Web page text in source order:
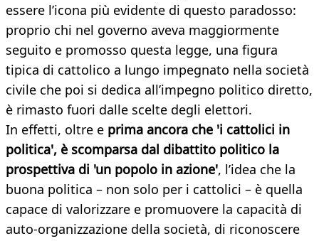
essere l’icona più evidente di questo paradosso:
proprio chi nel governo aveva maggiormente
seguito e promosso questa legge, una figura
tipica di cattolico a lungo impegnato nella società
civile che poi si dedica all’impegno politico diretto,
è rimasto fuori dalle scelte degli elettori.
In effetti, oltre e prima ancora che 'i cattolici in
politica', è scomparsa dal dibattito politico la
prospettiva di 'un popolo in azione', l’idea che la
buona politica – non solo per i cattolici – è quella
capace di valorizzare e promuovere la capacità di
auto-organizzazione della società, di riconoscere